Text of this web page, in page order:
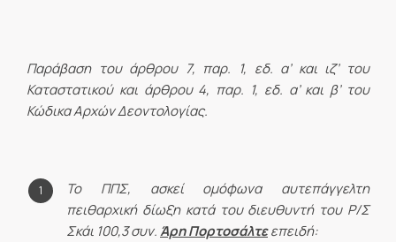
Παράβαση του άρθρου 7, παρ. 1, εδ. α’ και ιζ’ του
Καταστατικού και άρθρου 4, παρ. 1, εδ. α’ και β’ του
Κώδικα Αρχών Δεοντολογίας.
Το ΠΠΣ, ασκεί ομόφωνα αυτεπάγγελτη
πειθαρχική δίωξη κατά του διευθυντή του Ρ/Σ
Σκάι 100,3 συν.Άρη Πορτοσάλτεεπειδή: